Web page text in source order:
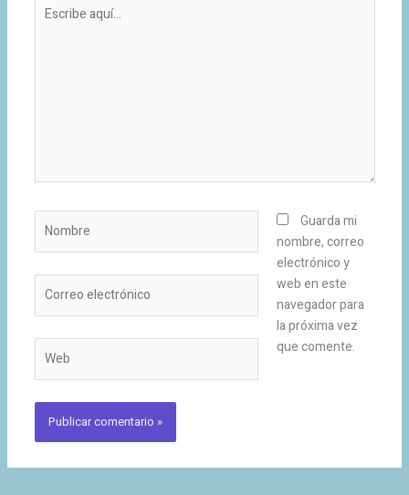
aquí...
electrónico
Guarda mi
nombre, correo
electrónico y
web en este
navegador para
la próxima vez
que comente.